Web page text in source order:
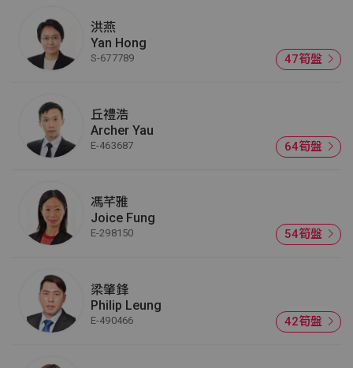
洪燕
Yan Hong
S-677789 47筍盤
丘禮浩
Archer Yau
E-463687 64筍盤
馮芊雅
Joice Fung
E-298150 54筍盤
梁肇鋒
Philip Leung
E-490466 42筍盤